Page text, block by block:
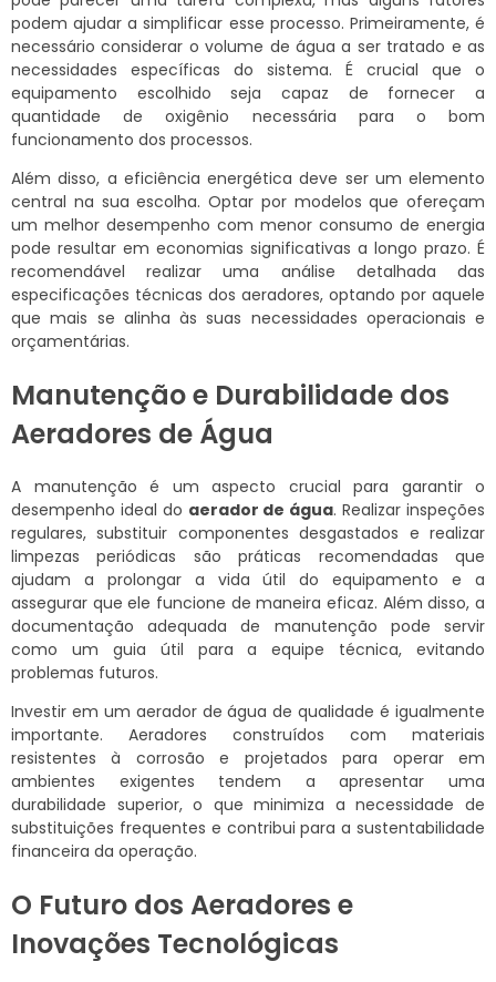
podem ajudar a simplificar esse processo. Primeiramente, é
necessário considerar o volume de água a ser tratado e as
necessidades específicas do sistema. É crucial que o
equipamento escolhido seja capaz de fornecer a
quantidade de oxigênio necessária para o bom
funcionamento dos processos.
Além disso, a eficiência energética deve ser um elemento
central na sua escolha. Optar por modelos que ofereçam
um melhor desempenho com menor consumo de energia
pode resultar em economias significativas a longo prazo. É
recomendável realizar uma análise detalhada das
especificações técnicas dos aeradores, optando por aquele
que mais se alinha às suas necessidades operacionais e
orçamentárias.
Manutenção e Durabilidade dos
Aeradores de Água
A manutenção é um aspecto crucial para garantir o
desempenho ideal do aerador de água. Realizar inspeções
regulares, substituir componentes desgastados e realizar
limpezas periódicas são práticas recomendadas que
ajudam a prolongar a vida útil do equipamento e a
assegurar que ele funcione de maneira eficaz. Além disso, a
documentação adequada de manutenção pode servir
como um guia útil para a equipe técnica, evitando
problemas futuros.
Investir em um aerador de água de qualidade é igualmente
importante. Aeradores construídos com materiais
resistentes à corrosão e projetados para operar em
ambientes exigentes tendem a apresentar uma
durabilidade superior, o que minimiza a necessidade de
substituições frequentes e contribui para a sustentabilidade
financeira da operação.
O Futuro dos Aeradores e
Inovações Tecnológicas